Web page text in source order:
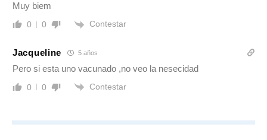
Muy biem
0 0 Contestar
Jacqueline 5 años
Pero si esta uno vacunado ,no veo la nesecidad
0 0 Contestar